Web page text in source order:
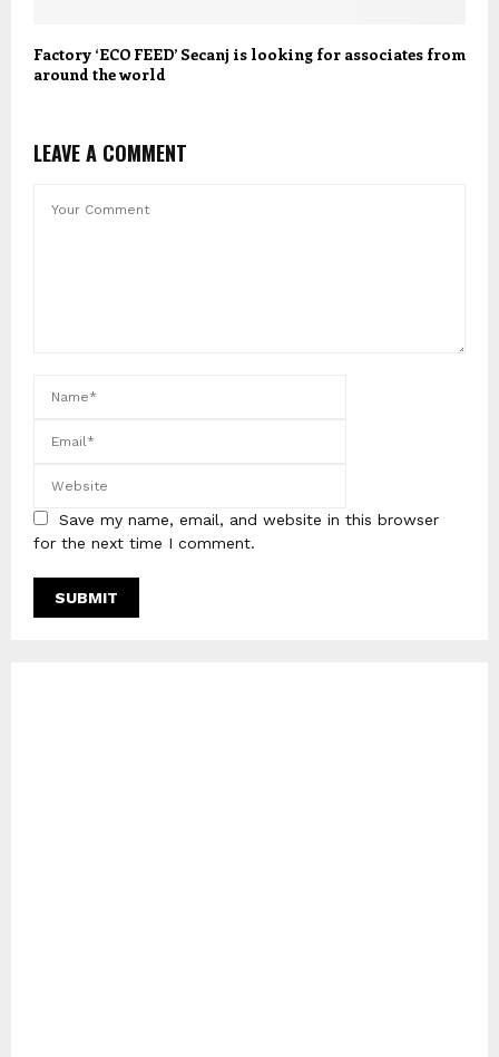
Factory ‘ECO FEED’ Secanj is looking for associates from
around the world
LEAVE A COMMENT
Save my name, email, and website in this browser
for the next time I comment.